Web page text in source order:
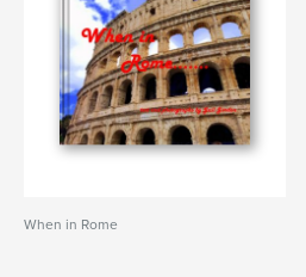
When in Rome